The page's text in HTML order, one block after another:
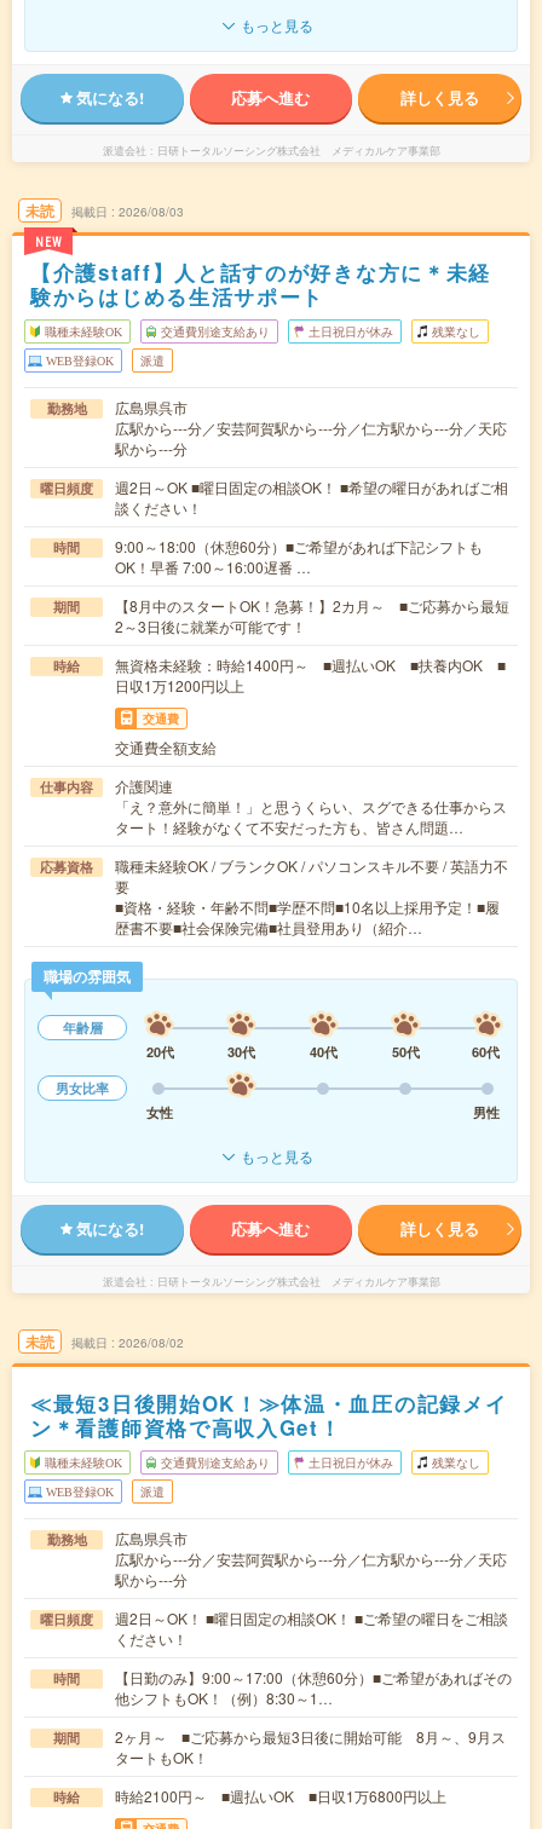
もっと見る
気になる! 応募へ進む 詳しく見る
派遣会社 日研トータルソーシング株式会社 メディカルケア事業部
未読
NEW
掲載日 2026/08/03
【介護staff】人と話すのが好きな方に＊未経
験からはじめる生活サポート
職種未経験OK 交通費別途支給あり 土日祝日が休み 残業なし
WEB登録OK 派遣
勤務地
広島県呉市
広駅から---分／安芸阿賀駅から---分／仁方駅から---分／天応
駅から---分
曜日頻度
週2日～OK ■曜日固定の相談OK！ ■希望の曜日があればご相
談ください！
時間
9:00～18:00（休憩60分）■ご希望があれば下記シフトも
OK！早番 7:00～16:00遅番 …
期間
【8月中のスタートOK！急募！】2カ月～ ■ご応募から最短
2～3日後に就業が可能です！
時給
無資格未経験：時給1400円～ ■週払いOK ■扶養内OK ■
日収1万1200円以上
交通費
交通費全額支給
仕事内容
介護関連
「え？意外に簡単！」と思うくらい、スグできる仕事からス
タート！経験がなくて不安だった方も、皆さん問題…
応募資格
職種未経験OK / ブランクOK / パソコンスキル不要 / 英語力不
要
■資格・経験・年齢不問■学歴不問■10名以上採用予定！■履
歴書不要■社会保険完備■社員登用あり（紹介…
職場の雰囲気
年齢層
20代
30代 40代 50代
60代
男女比率
女性
男性
もっと見る
気になる! 応募へ進む 詳しく見る
派遣会社 日研トータルソーシング株式会社 メディカルケア事業部
未読 掲載日 2026/08/02
≪最短3日後開始OK！≫体温・血圧の記録メイ
ン＊看護師資格で高収入Get！
職種未経験OK 交通費別途支給あり 土日祝日が休み 残業なし
WEB登録OK 派遣
勤務地
広島県呉市
広駅から---分／安芸阿賀駅から---分／仁方駅から---分／天応
駅から---分
曜日頻度
週2日～OK！ ■曜日固定の相談OK！ ■ご希望の曜日をご相談
ください！
時間
【日勤のみ】9:00～17:00（休憩60分）■ご希望があればその
他シフトもOK！（例）8:30～1…
期間
2ヶ月～ ■ご応募から最短3日後に開始可能 8月～、9月ス
タートもOK！
時給 時給2100円～ ■週払いOK ■日収1万6800円以上